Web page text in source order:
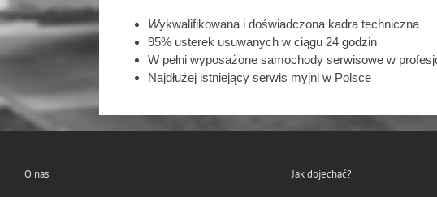
Wykwalifikowana i doświadczona kadra techniczna
95% usterek usuwanych w ciągu 24 godzin
W pełni wyposażone samochody serwisowe w
Najdłużej istniejący serwis myjni w Polsce
O nas Jak dojechać?